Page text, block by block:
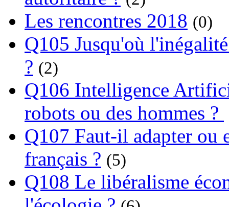
Les rencontres 2018 (0)
Q105 Jusqu'où
? (2)
Q106 Intelligence
robots ou des hommes ?
Q107 Faut-il adapter ou
français ? (5)
Q108 Le libéralisme